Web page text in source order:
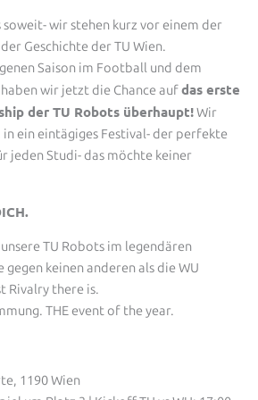
soweit- wir stehen kurz vor einem der
Geschichte der TU Wien.
Saison im Football und dem
wir jetzt die Chance aufdas erste
der TU Robots überhaupt!Wir
ein eintägiges Festival- der perfekte
jeden Studi- das möchte keiner
TU Robots im legendären
gegen keinen anderen als die WU
Rivalry there is.
THE event of the year.
1190 Wien